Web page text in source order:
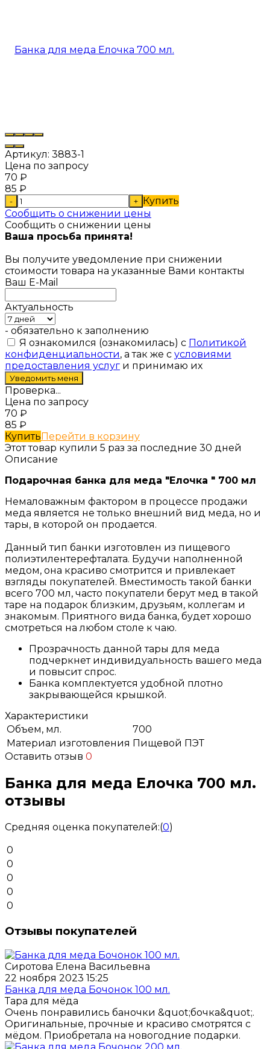
Артикул: 3883-1
Цена по запросу
70 ₽
85 ₽
- + Купить
Сообщить о снижении цены
Сообщить о снижении цены
Ваша просьба принята!
Вы получите уведомление при снижении
стоимости товара на указанные Вами контакты
Ваш E-Mail
Актуальность
- обязательно к заполнению
Я ознакомился (ознакомилась) с Политикой
конфиденциальности, а так же с условиями
предоставления услуг и принимаю их
Проверка...
Цена по запросу
70 ₽
85 ₽
КупитьПерейти в корзину
Этот товар купили 5 раз за последние 30 дней
Описание
Подарочная банка для меда "Елочка " 700 мл
Немаловажным фактором в процессе продажи
меда является не только внешний вид меда, но и
тары, в которой он продается.
Данный тип банки изготовлен из пищевого
полиэтилентерефталата. Будучи наполненной
медом, она красиво смотрится и привлекает
взгляды покупателей. Вместимость такой банки
всего 700 мл, часто покупатели берут мед в такой
таре на подарок близким, друзьям, коллегам и
знакомым. Приятного вида банка, будет хорошо
смотреться на любом столе к чаю.
Прозрачность данной тары для меда
подчеркнет индивидуальность вашего меда
и повысит спрос.
Банка комплектуется удобной плотно
закрывающейся крышкой.
Характеристики
Объем, мл.
700
Материал изготовления Пищевой ПЭТ
Оставить отзыв 0
Банка для меда Елочка 700 мл.
отзывы
Средняя оценка покупателей:(0)
0
0
0
0
0
Отзывы покупателей
Сиротова Елена Васильевна
22 ноября 2023 15:25
Банка для меда Бочонок 100 мл.
Тара для мёда
Очень понравились баночки &quot;бочка&quot;.
Оригинальные, прочные и красиво смотрятся с
мëдом. Приобретала на новогодние подарки.